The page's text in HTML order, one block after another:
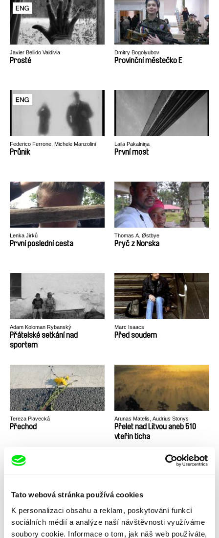
Tato webová stránka používá cookies
K personalizaci obsahu a reklam, poskytování funkcí
sociálních médií a analýze naší návštěvnosti využíváme
soubory cookie. Informace o tom, jak náš web používáte,
Javier Bellido Valdivia
Prosté
Dmitry Bogolyubov
Provinční městečko E
Federico Ferrone, Michele Manzolini
Průnik
Laila Pakalniņa
První most
Lenka Jirků
První poslední cesta
Thomas A. Østbye
Pryč z Norska
Adam Koloman Rybanský
Přátelské setkání nad
sportem
Marc Isaacs
Před soudem
Tereza Plavecká
Přechod
Arunas Matelis, Audrius Stonys
Přelet nad Litvou aneb 510
vteřin ticha
Biljana Čakić-Veselić, Jan Gogola, ml.,
Peter Kerekes, Róbert Lakatos, Paweł
Łoziński
Přes hranice
Ugo Petronin
Přetrvávající